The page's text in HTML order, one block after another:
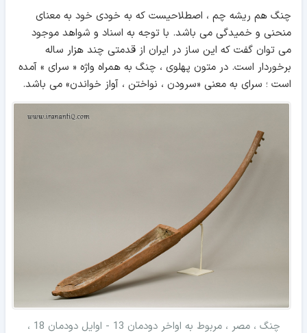
چنگ هم ریشه چم ، اصطلاحیست که به خودی خود به معنای
منحنی و خمیدگی می باشد. با توجه به اسناد و شواهد موجود
می توان گفت که این ساز در ایران از قدمتی چند هزار ساله
برخوردار است. در متون پهلوی ، چنگ به همراه واژه « سرای » آمده
است ؛ سرای به معنی «سرودن ، نواختن ، آواز خواندن» می باشد.
چنگ ، مصر ، مربوط به اواخر دودمان 13 - اوایل دودمان 18 ،